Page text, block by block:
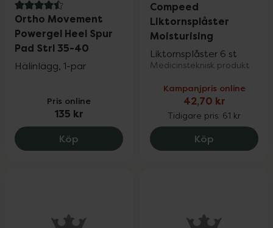
4.5 av 5 i omdöme
Ortho Movement
Powergel Heel Spur
Pad Strl 35-40
Hälinlägg, 1-par
Pris online
135 kr
Köp Ortho Movement Powergel Heel Spur
Compeed
Liktornsplåster
Moisturising
Liktornsplåster 6 st
Medicinsteknisk produkt
Kampanjpris online
42,70 kr
Tidigare pris: 61 kr
Köp Compeed